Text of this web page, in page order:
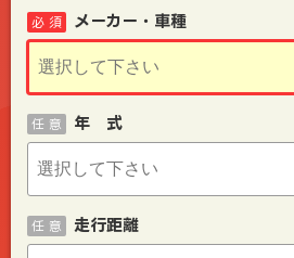
メーカー・車種
必 須
年 式
任 意
走行距離
任 意